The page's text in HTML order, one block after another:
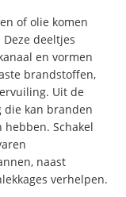
of olie komen
deeltjes
en vormen
brandstoffen,
Uit de
die kan branden
Schakel
naast
verhelpen.